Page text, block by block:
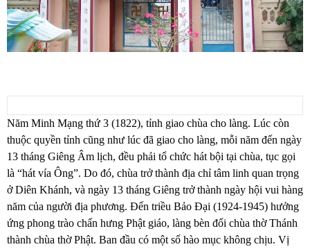
Năm Minh Mạng thứ 3 (1822), tỉnh giao chùa cho làng. Lúc còn
thuộc quyền tỉnh cũng như lúc đã giao cho làng, mỗi năm đến ngày
13 tháng Giêng Âm lịch, đều phải tổ chức hát bội tại chùa, tục gọi
là “hát vía Ông”. Do đó, chùa trở thành địa chỉ tâm linh quan trọng
ở Diên Khánh, và ngày 13 tháng Giêng trở thành ngày hội vui hàng
năm của người địa phương. Đến triều Bảo Đại (1924-1945) hưởng
ứng phong trào chấn hưng Phật giáo, làng bèn đổi chùa thờ Thánh
thành chùa thờ Phật. Ban đầu có một số hào mục không chịu. Vị